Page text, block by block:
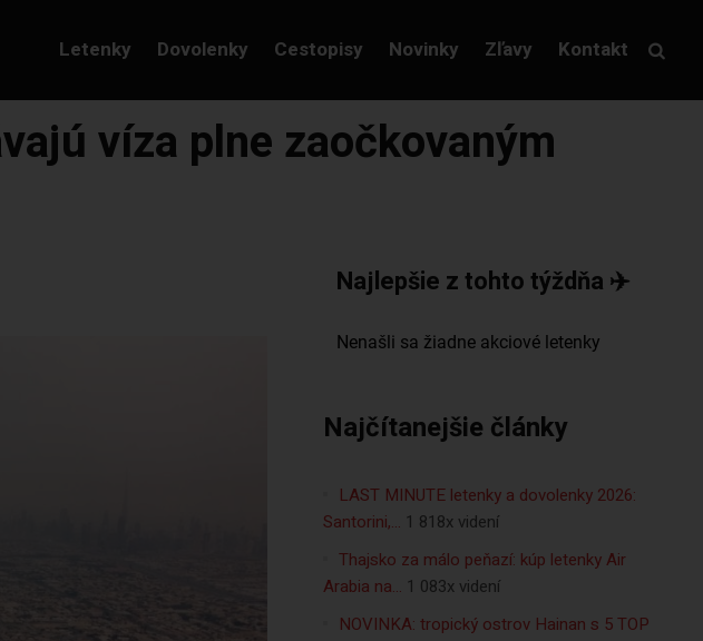
Letenky Dovolenky Cestopisy Novinky Zľavy Kontakt
víza plne zaočkovaným
Najlepšie z tohto týždňa ✈️
Najčítanejšie články
LAST MINUTE letenky a dovolenky 2026:
Santorini,… 1 818x videní
Thajsko za málo peňazí: kúp letenky Air
Arabia na… 1 083x videní
NOVINKA: tropický ostrov Hainan s 5 TOP